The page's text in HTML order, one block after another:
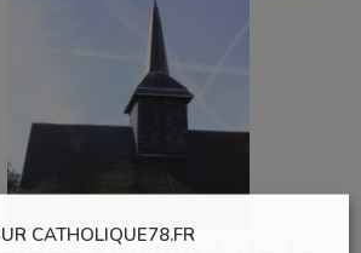
CATHOLIQUE78.FR